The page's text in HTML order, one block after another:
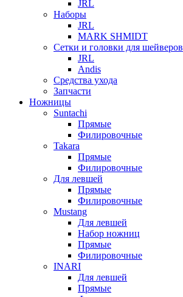
JRL
Наборы
JRL
MARK SHMIDT
Сетки и головки для шейверов
JRL
Andis
Средства ухода
Запчасти
Ножницы
Suntachi
Прямые
Филировочные
Takara
Прямые
Филировочные
Для левшей
Прямые
Филировочные
Mustang
Для левшей
Набор ножниц
Прямые
Филировочные
INARI
Для левшей
Прямые